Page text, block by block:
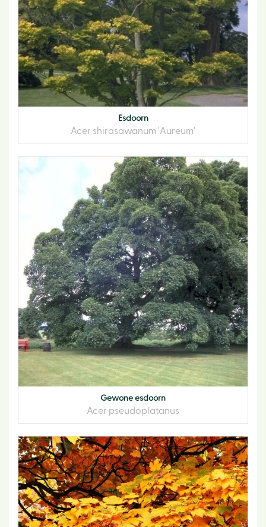
Esdoorn
Acer shirasawanum 'Aureum'
Gewone esdoorn
Acer pseudoplatanus